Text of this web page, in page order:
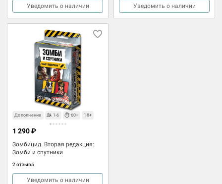
Уведомить о наличии Уведомить о наличии
Дополнение 1-6 60+ 18+
Зомбицид. Вторая редакция:
Зомби и спутники
2 отзыва
1 290 ₽
Уведомить о наличии